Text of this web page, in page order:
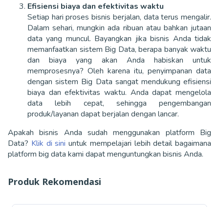
Efisiensi biaya dan efektivitas waktu
Setiap hari proses bisnis berjalan, data terus mengalir.
Dalam sehari, mungkin ada ribuan atau bahkan jutaan
data yang muncul. Bayangkan jika bisnis Anda tidak
memanfaatkan sistem Big Data, berapa banyak waktu
dan biaya yang akan Anda habiskan untuk
memprosesnya? Oleh karena itu, penyimpanan data
dengan sistem Big Data sangat mendukung efisiensi
biaya dan efektivitas waktu. Anda dapat mengelola
data lebih cepat, sehingga pengembangan
produk/layanan dapat berjalan dengan lancar.
Apakah bisnis Anda sudah menggunakan platform Big
Data? Klik di sini untuk mempelajari lebih detail bagaimana
platform big data kami dapat menguntungkan bisnis Anda.
Produk Rekomendasi